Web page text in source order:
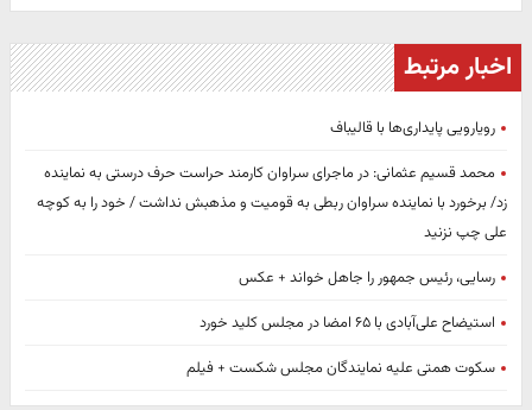
اخبار مرتبط
رویارویی پایداری‌ها با قالیباف
محمد قسیم عثمانی: در ماجرای سراوان کارمند حراست حرف درستی به نماینده
زد/ برخورد با نماینده سراوان ربطی به قومیت و مذهبش نداشت / خود را به کوچه
علی چپ نزنید
رسایی، رئیس جمهور را جاهل خواند + عکس
استیضاح علی‌آبادی با ۶۵ امضا در مجلس کلید خورد
سکوت همتی علیه نمایندگان مجلس شکست + فیلم